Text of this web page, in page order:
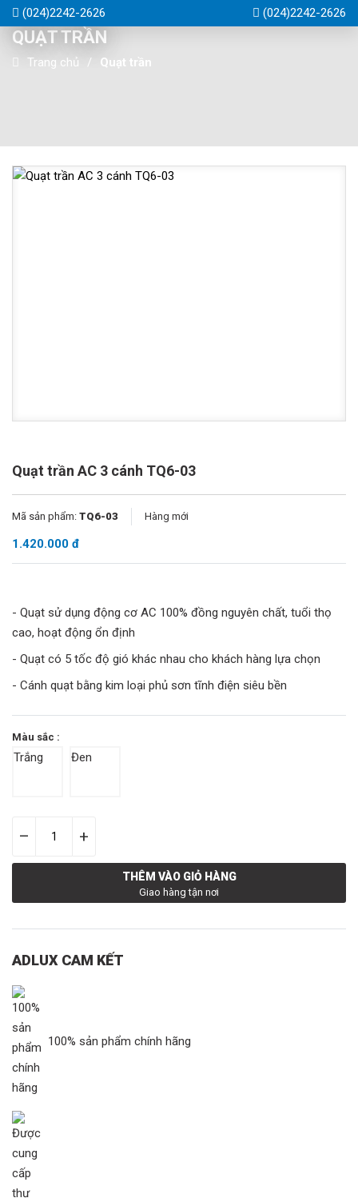
(024)2242-2626 (024)2242-2626
QUẠT TRẦN
Trang chủ Quạt trần
Quạt trần AC 3 cánh TQ6-03
Mã sản phẩm: TQ6-03 Hàng mới
1.420.000 đ
- Quạt sử dụng động cơ AC 100% đồng nguyên chất, tuổi thọ
cao, hoạt động ổn định
- Quạt có 5 tốc độ gió khác nhau cho khách hàng lựa chọn
- Cánh quạt bằng kim loại phủ sơn tĩnh điện siêu bền
Màu sắc :
Trắng Đen
– +
THÊM VÀO GIỎ HÀNG
Giao hàng tận nơi
ADLUX CAM KẾT
100% sản phẩm chính hãng